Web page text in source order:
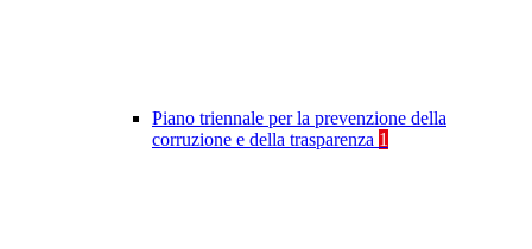
Piano triennale per la prevenzione della
corruzione e della trasparenza 1